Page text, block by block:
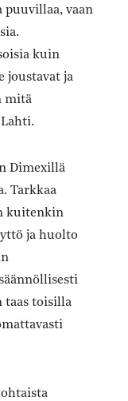
puuvillaa, vaan
kuin
joustavat ja
mitä
Dimexillä
Tarkkaa
kuitenkin
ja huolto
taas toisilla